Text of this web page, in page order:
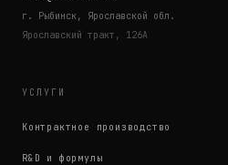
г. Рыбинск, Ярославской обл.
Ярославский тракт, 126А
УСЛУГИ
Контрактное производство
R&D и формулы